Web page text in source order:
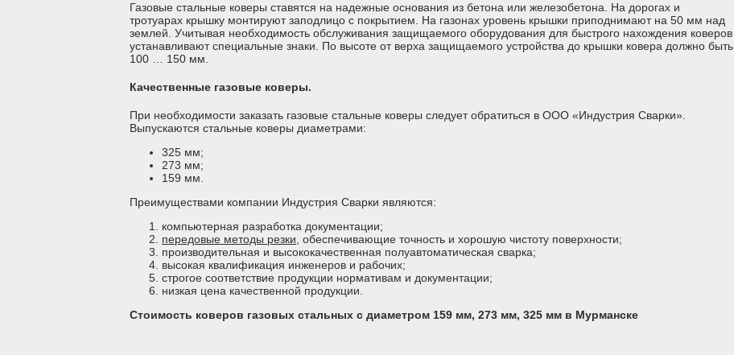
Газовые стальные коверы ставятся на надежные основания из бетона или железобетона. На дорогах и
тротуарах крышку монтируют заподлицо с покрытием. На газонах уровень крышки приподнимают на 50 мм над
землей. Учитывая необходимость обслуживания защищаемого оборудования для быстрого нахождения коверов
устанавливают специальные знаки. По высоте от верха защищаемого устройства до крышки ковера должно быть
100 … 150 мм.
Качественные газовые коверы.
При необходимости заказать газовые стальные коверы следует обратиться в ООО «Индустрия Сварки».
Выпускаются стальные коверы диаметрами:
325 мм;
273 мм;
159 мм.
Преимуществами компании Индустрия Сварки являются:
компьютерная разработка документации;
передовые методы резки , обеспечивающие точность и хорошую чистоту поверхности;
производительная и высококачественная полуавтоматическая сварка;
высокая квалификация инженеров и рабочих;
строгое соответствие продукции нормативам и документации;
низкая цена качественной продукции.
Стоимость коверов газовых стальных с диаметром 159 мм, 273 мм, 325 мм в Мурманске